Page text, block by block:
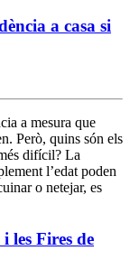
a casa si
a mesura que
Però, quins són els
difícil? La
l’edat poden
o netejar, es
les Fires de